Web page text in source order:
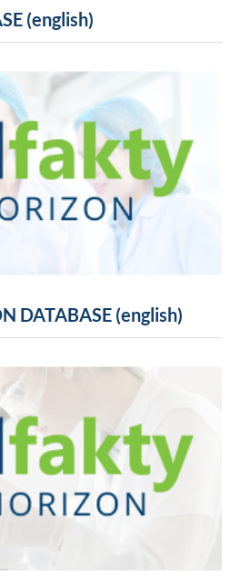
(english)
DATABASE (english)